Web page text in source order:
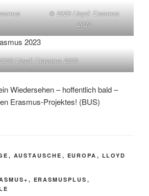
© 2023 Lloyd: Erasmus
2023
Lloyd: Erasmus 2023
Wiedersehen – hoffentlich bald –
Erasmus-Projektes! (BUS)
, AUSTAUSCHE , EUROPA , LLOYD
, ERASMUSPLUS ,